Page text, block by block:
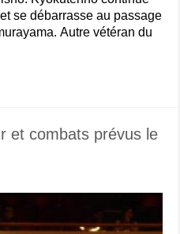
se débarrasse au passage
Autre vétéran du
et combats prévus le